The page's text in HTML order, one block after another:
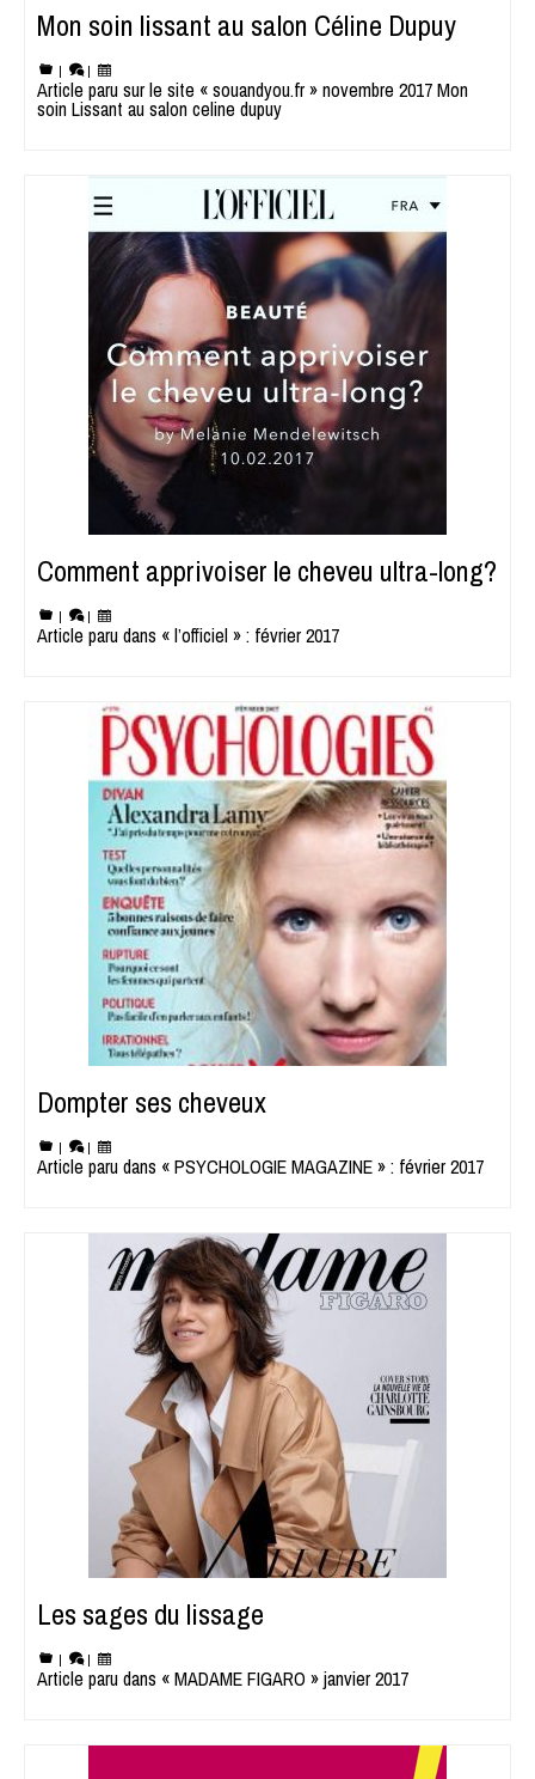
Mon soin lissant au salon Céline Dupuy
| |
Article paru sur le site « souandyou.fr » novembre 2017 Mon
soin Lissant au salon celine dupuy
Comment apprivoiser le cheveu ultra-long?
| |
Article paru dans « l’officiel » : février 2017
Dompter ses cheveux
| |
Article paru dans « PSYCHOLOGIE MAGAZINE » : février 2017
Les sages du lissage
| |
Article paru dans « MADAME FIGARO » janvier 2017